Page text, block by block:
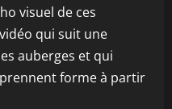
visuel de ces
qui suit une
auberges et qui
forme à partir